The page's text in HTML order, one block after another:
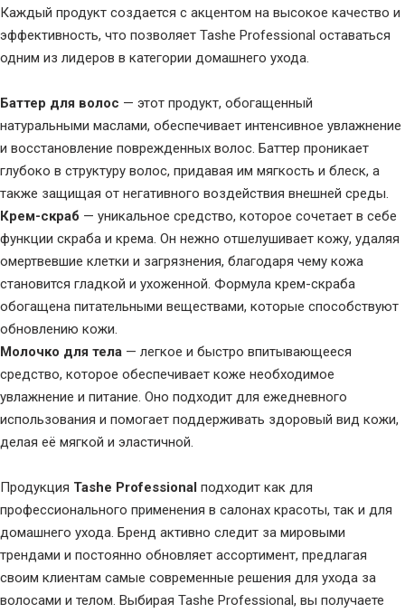
Каждый продукт создается с акцентом на высокое качество и
эффективность, что позволяет Tashe Professional оставаться
одним из лидеров в категории домашнего ухода.
Баттер для волос — этот продукт, обогащенный
натуральными маслами, обеспечивает интенсивное увлажнение
и восстановление поврежденных волос. Баттер проникает
глубоко в структуру волос, придавая им мягкость и блеск, а
также защищая от негативного воздействия внешней среды.
Крем-скраб — уникальное средство, которое сочетает в себе
функции скраба и крема. Он нежно отшелушивает кожу, удаляя
омертвевшие клетки и загрязнения, благодаря чему кожа
становится гладкой и ухоженной. Формула крем-скраба
обогащена питательными веществами, которые способствуют
обновлению кожи.
Молочко для тела — легкое и быстро впитывающееся
средство, которое обеспечивает коже необходимое
увлажнение и питание. Оно подходит для ежедневного
использования и помогает поддерживать здоровый вид кожи,
делая её мягкой и эластичной.
Продукция Tashe Professional подходит как для
профессионального применения в салонах красоты, так и для
домашнего ухода. Бренд активно следит за мировыми
трендами и постоянно обновляет ассортимент, предлагая
своим клиентам самые современные решения для ухода за
волосами и телом. Выбирая Tashe Professional, вы получаете